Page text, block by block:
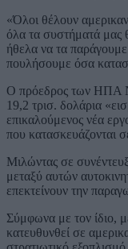
«Όλοι θέλουν
όλα τα συστήματά μας
ήθελα να τα
πουλήσουμε όσα
Ο πρόεδρος των ΗΠΑ
19,2 τρισ. δολάρια
επικαλούμενος νέα
που κατασκευάζονται
Μιλώντας σε
μεταξύ αυτών
επεκτείνουν την
Σύμφωνα με τον ίδιο,
κατευθυνθεί σε